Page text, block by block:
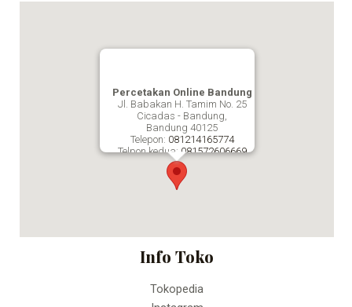
Percetakan Online Bandung
Jl. Babakan H. Tamim No. 25
Cicadas - Bandung,
Bandung 40125
Telepon: 081214165774
Telpon kedua: 081572606669
Percetakan Online Bandung
Info Toko
Tokopedia